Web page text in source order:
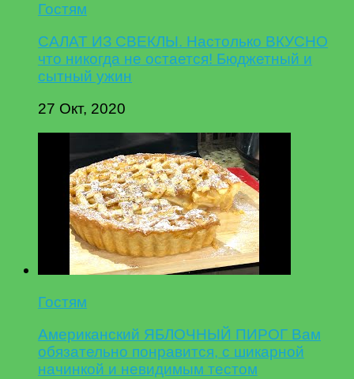
Гостям
САЛАТ ИЗ СВЕКЛЫ. Настолько ВКУСНО
что никогда не остается! Бюджетный и
сытный ужин
27 Окт, 2020
Гостям
Американский ЯБЛОЧНЫЙ ПИРОГ Вам
обязательно понравится, с шикарной
начинкой и невидимым тестом